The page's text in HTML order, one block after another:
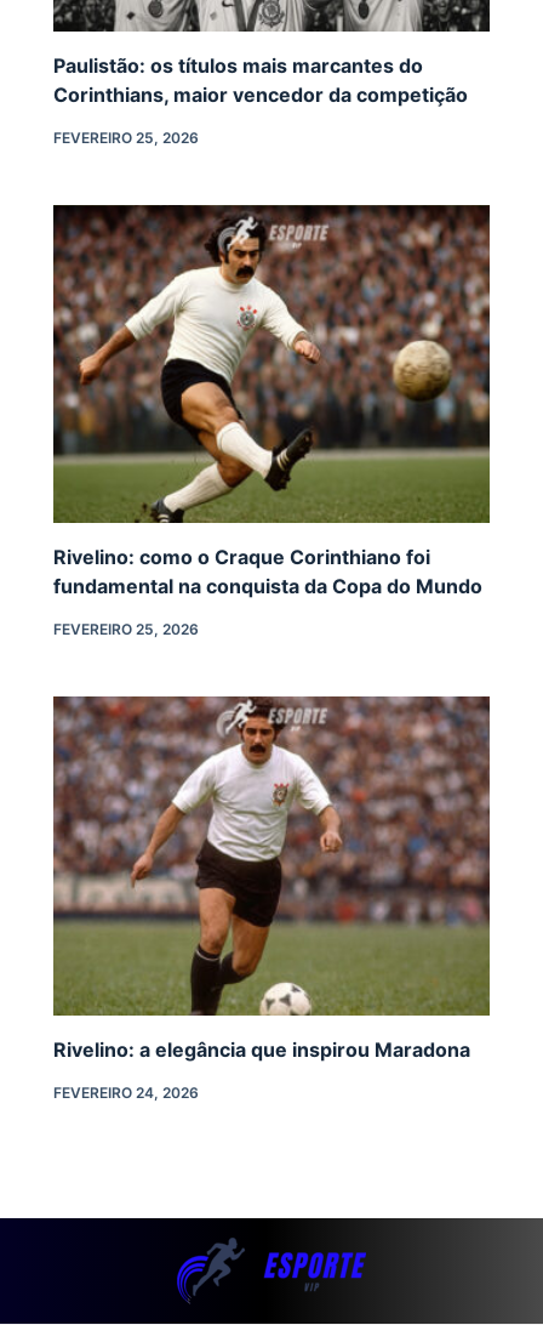
Paulistão: os títulos mais marcantes do
Corinthians, maior vencedor da competição
FEVEREIRO 25, 2026
Rivelino: como o Craque Corinthiano foi
fundamental na conquista da Copa do Mundo
FEVEREIRO 25, 2026
Rivelino: a elegância que inspirou Maradona
FEVEREIRO 24, 2026